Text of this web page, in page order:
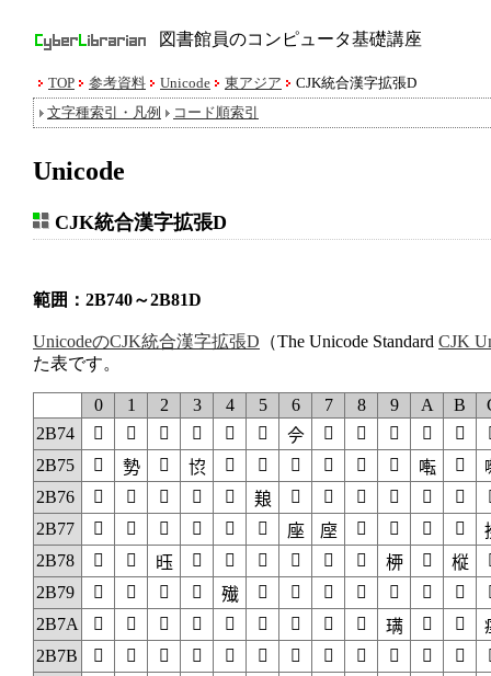
図書館員のコンピュータ基礎講座
TOP 参考資料 Unicode 東アジア
CJK統合漢字拡張D
文字種索引・凡例
コード順索引
Unicode
CJK統合漢字拡張D
範囲：2B740～2B81D
UnicodeのCJK統合漢字拡張D （The Unicode Standard CJK
た表です。
0 1 2 3 4 5 6 7 8 9 A B
2B74
𫝀 𫝁 𫝂 𫝃 𫝄 𫝅 𫝆 𫝇 𫝈 𫝉 𫝊 𫝋
2B75
𫝐 𫝑 𫝒 𫝓 𫝔 𫝕 𫝖 𫝗 𫝘 𫝙 𫝚 𫝛
2B76
𫝠 𫝡 𫝢 𫝣 𫝤 𫝥 𫝦 𫝧 𫝨 𫝩 𫝪 𫝫
2B77
𫝰 𫝱 𫝲 𫝳 𫝴 𫝵 𫝶 𫝷 𫝸 𫝹 𫝺 𫝻
2B78
𫞀 𫞁 𫞂 𫞃 𫞄 𫞅 𫞆 𫞇 𫞈 𫞉 𫞊 𫞋
2B79
𫞐 𫞑 𫞒 𫞓 𫞔 𫞕 𫞖 𫞗 𫞘 𫞙 𫞚 𫞛
2B7A
𫞠 𫞡 𫞢 𫞣 𫞤 𫞥 𫞦 𫞧 𫞨 𫞩 𫞪 𫞫
2B7B
𫞰 𫞱 𫞲 𫞳 𫞴 𫞵 𫞶 𫞷 𫞸 𫞹 𫞺 𫞻